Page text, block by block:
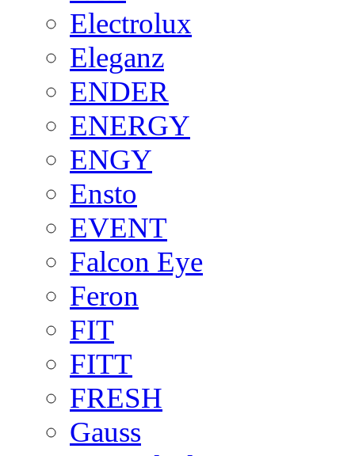
Electrolux
Eleganz
ENDER
ENERGY
ENGY
Ensto
EVENT
Falcon Eye
Feron
FIT
FITT
FRESH
Gauss